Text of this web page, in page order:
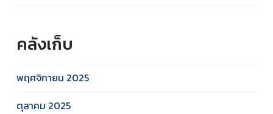
คลังเก็บ
พฤศจิกายน 2025
ตุลาคม 2025